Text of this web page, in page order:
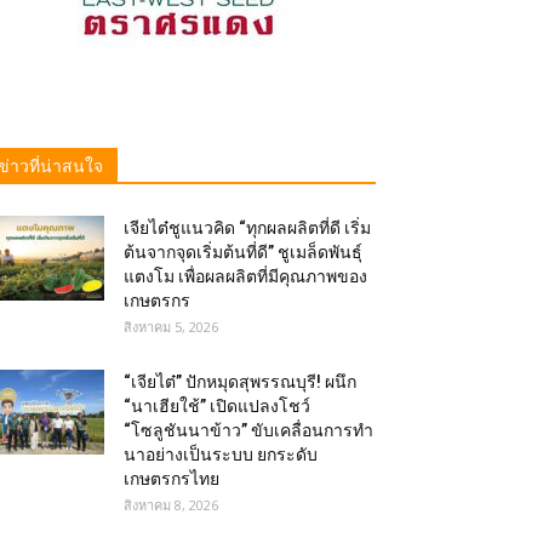
าวที่น่าสนใจ
เจียไต๋ชูแนวคิด “ทุกผลผลิตที่ดี เริ่ม
ต้นจากจุดเริ่มต้นที่ดี” ชูเมล็ดพันธุ์
แตงโม เพื่อผลผลิตที่มีคุณภาพของ
เกษตรกร
สิงหาคม 5, 2026
“เจียไต๋” ปักหมุดสุพรรณบุรี! ผนึก
“นาเฮียใช้” เปิดแปลงโชว์
“โซลูชันนาข้าว” ขับเคลื่อนการทำ
นาอย่างเป็นระบบ ยกระดับ
เกษตรกรไทย
สิงหาคม 8, 2026